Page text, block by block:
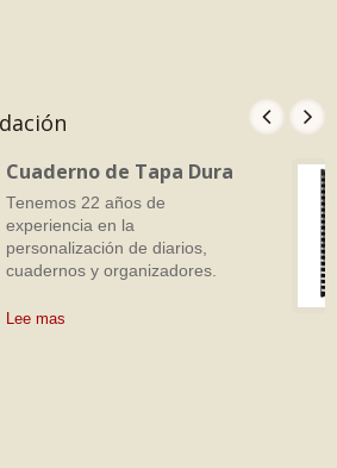
Cuaderno de Tapa Dura
Tenemos 22 años de
experiencia en la
personalización de diarios,
cuadernos y organizadores.
Lee mas